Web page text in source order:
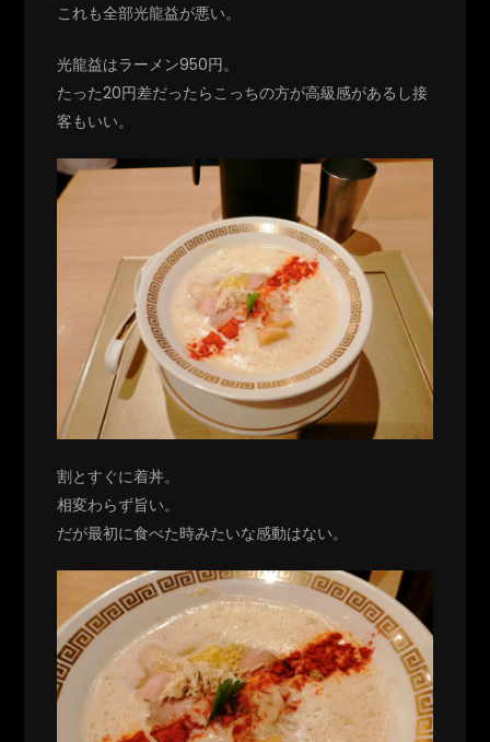
これも全部光龍益が悪い。
光龍益はラーメン950円。
たった20円差だったらこっちの方が高級感があるし接
客もいい。
割とすぐに着丼。
相変わらず旨い。
だが最初に食べた時みたいな感動はない。